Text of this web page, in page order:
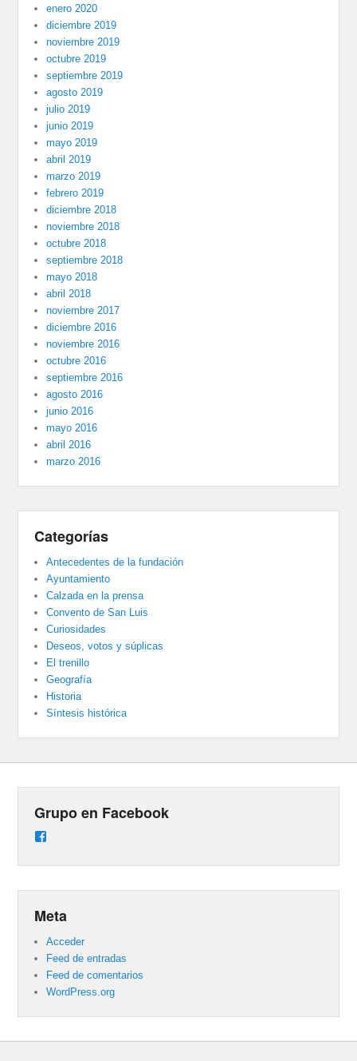
enero 2020
diciembre 2019
noviembre 2019
octubre 2019
septiembre 2019
agosto 2019
julio 2019
junio 2019
mayo 2019
abril 2019
marzo 2019
febrero 2019
diciembre 2018
noviembre 2018
octubre 2018
septiembre 2018
mayo 2018
abril 2018
noviembre 2017
diciembre 2016
noviembre 2016
octubre 2016
septiembre 2016
agosto 2016
junio 2016
mayo 2016
abril 2016
marzo 2016
Categorías
Antecedentes de la fundación
Ayuntamiento
Calzada en la prensa
Convento de San Luis
Curiosidades
Deseos, votos y súplicas
El trenillo
Geografía
Historia
Síntesis histórica
Grupo en Facebook
en
Meta
Acceder
Feed de entradas
Feed de comentarios
WordPress.org